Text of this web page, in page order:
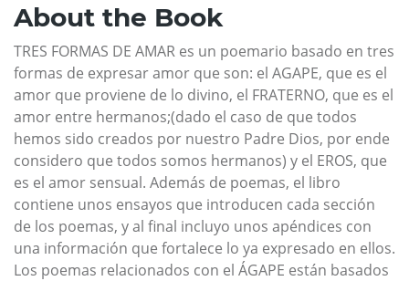
About the Book
TRES FORMAS DE AMAR es un poemario basado en tres
formas de expresar amor que son: el AGAPE, que es el
amor que proviene de lo divino, el FRATERNO, que es el
amor entre hermanos;(dado el caso de que todos
hemos sido creados por nuestro Padre Dios, por ende
considero que todos somos hermanos) y el EROS, que
es el amor sensual. Además de poemas, el libro
contiene unos ensayos que introducen cada sección
de los poemas, y al final incluyo unos apéndices con
una información que fortalece lo ya expresado en ellos.
Los poemas relacionados con el ÁGAPE están basados